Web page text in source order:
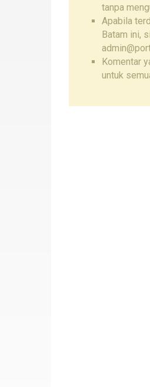
tanpa
Apabila
Batam ini,
Komentar
untuk